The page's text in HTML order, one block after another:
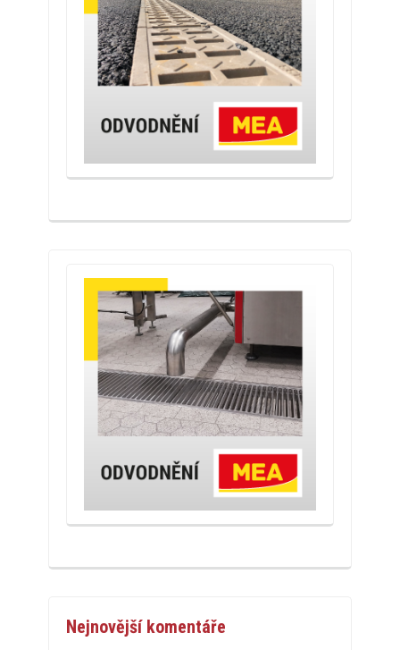
Nejnovější komentáře